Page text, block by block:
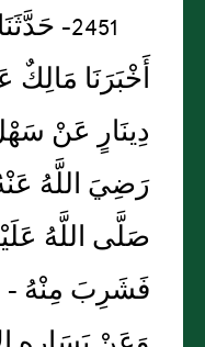
2451-
أَخْبَرَنَا
دِينَارٍ عَنْ
رَضِيَ اللَّهُ
صَلَّى اللَّهُ
فَشَرِبَ مِنْهُ -